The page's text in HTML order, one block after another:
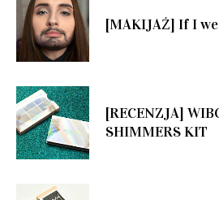
[MAKIJAŻ] If I
[RECENZJA]
SHIMMERS KIT